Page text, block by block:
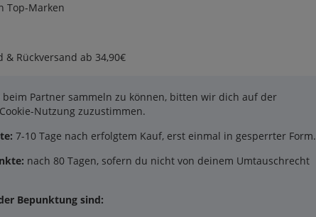
Top-Marken
& Rückversand ab 34,90€
beim Partner sammeln zu können, bitten wir dich auf der
Nutzung zuzustimmen.
7-10 Tage nach erfolgtem Kauf, erst einmal in gesperrter Form.
nach 80 Tagen, sofern du nicht von deinem Umtauschrecht
Bepunktung sind: